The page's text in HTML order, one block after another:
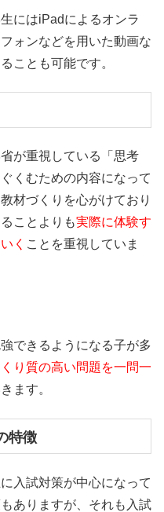
にはiPadによるオンラ
ォンなどを用いた動画な
ことも可能です。
が重視している「思考
くむための内容になって
材づくりを心がけており
ことよりも実際に体験す
く ことを重視していま
できるようになる子が多
り質の高い問題を一問一
ます。
特徴
入試対策が中心になって
ありますが、それも入試